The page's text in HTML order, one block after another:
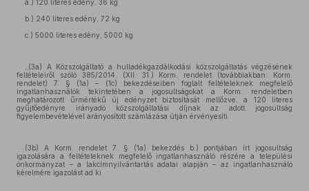
a.) 120 literes edény, 36 kg
b.) 240 literes edény, 72 kg
c.) 5000 literes edény, 5000 kg
„(3a) A Közszolgáltató a hulladékgazdálkodási közszolgáltatás végzésének
feltételeiről szóló 385/2014. (XII. 31.) Korm. rendelet (továbbiakban: Korm.
rendelet) 7. § (1a) – (1c) bekezdéseiben foglalt feltételeknek megfelelő
ingatlanhasználók tekintetében a jogosultságokat a Korm. rendeletben
meghatározott űrmértékű új edényzet biztosítását mellőzve, a 120 literes
gyűjtőedényre irányadó közszolgáltatási díjnak az adott jogosultság
figyelembevételével arányosított számlázása útján érvényesíti.
(3b) A Korm. rendelet 7. § (1a) bekezdés b.) pontjában írt jogosultság
igazolására a feltételeknek megfelelő ingatlanhasználó részére a települési
önkormányzat – a lakcímnyilvántartás adatai alapján – az ingatlanhasználó
kérelmére igazolást ad ki.